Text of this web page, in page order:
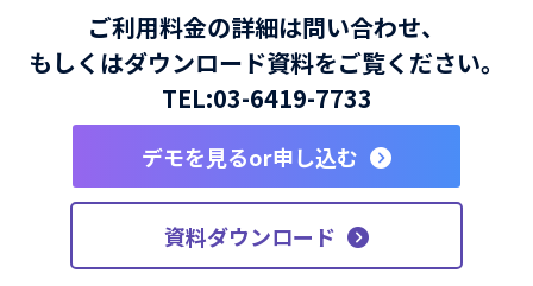
ご利用料金の詳細は問い合わせ、
もしくはダウンロード資料をご覧ください。
TEL:03-6419-7733
デモを見るor申し込む
資料ダウンロード